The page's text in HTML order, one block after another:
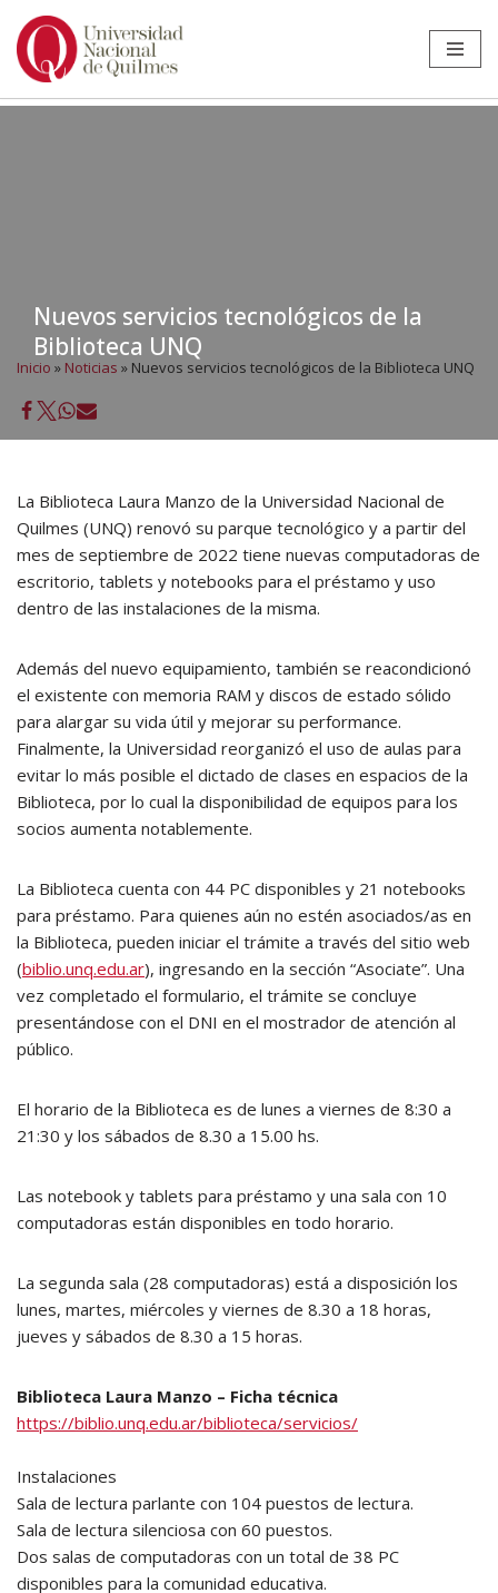
Ir
Nuevos servicios tecnológicos de la
Biblioteca UNQ
Inicio » Noticias » Nuevos servicios tecnológicos de la Biblioteca UNQ
La Biblioteca Laura Manzo de la Universidad Nacional de
Quilmes (UNQ) renovó su parque tecnológico y a partir del
mes de septiembre de 2022 tiene nuevas computadoras de
escritorio, tablets y notebooks para el préstamo y uso
dentro de las instalaciones de la misma.
Además del nuevo equipamiento, también se reacondicionó
el existente con memoria RAM y discos de estado sólido
para alargar su vida útil y mejorar su performance.
Finalmente, la Universidad reorganizó el uso de aulas para
evitar lo más posible el dictado de clases en espacios de la
Biblioteca, por lo cual la disponibilidad de equipos para los
socios aumenta notablemente.
La Biblioteca cuenta con 44 PC disponibles y 21 notebooks
para préstamo. Para quienes aún no estén asociados/as en
la Biblioteca, pueden iniciar el trámite a través del sitio web
(biblio.unq.edu.ar), ingresando en la sección “Asociate”. Una
vez completado el formulario, el trámite se concluye
presentándose con el DNI en el mostrador de atención al
público.
El horario de la Biblioteca es de lunes a viernes de 8:30 a
21:30 y los sábados de 8.30 a 15.00 hs.
Las notebook y tablets para préstamo y una sala con 10
computadoras están disponibles en todo horario.
La segunda sala (28 computadoras) está a disposición los
lunes, martes, miércoles y viernes de 8.30 a 18 horas,
jueves y sábados de 8.30 a 15 horas.
Biblioteca Laura Manzo – Ficha técnica
https://biblio.unq.edu.ar/biblioteca/servicios/
Instalaciones
Sala de lectura parlante con 104 puestos de lectura.
Sala de lectura silenciosa con 60 puestos.
Dos salas de computadoras con un total de 38 PC
disponibles para la comunidad educativa.